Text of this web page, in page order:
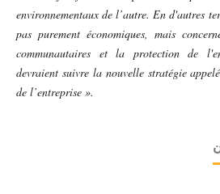
environnementaux de l’autre. En d'autres
pas purement économiques, mais
communautaires et la protection de
devraient suivre la nouvelle stratégie
de l’entreprise ».